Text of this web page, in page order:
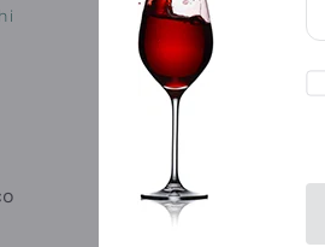
Spumanti
Prosecco Col
Fondo
Blanquette Limoux
Spumanti Pinot
Spumanti Ribolla